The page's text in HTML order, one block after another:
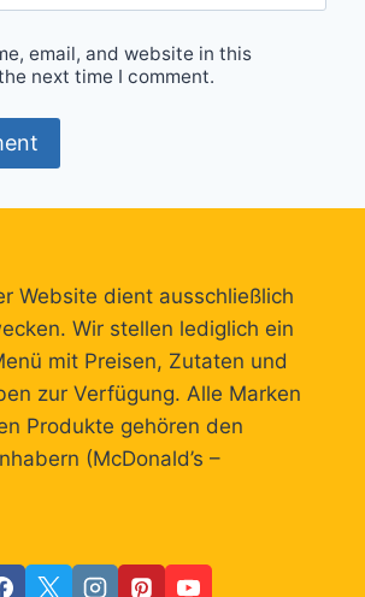
email, and website in this
next time I comment.
Website dient ausschließlich
Wir stellen lediglich ein
mit Preisen, Zutaten und
zur Verfügung. Alle Marken
Produkte gehören den
(McDonald’s –